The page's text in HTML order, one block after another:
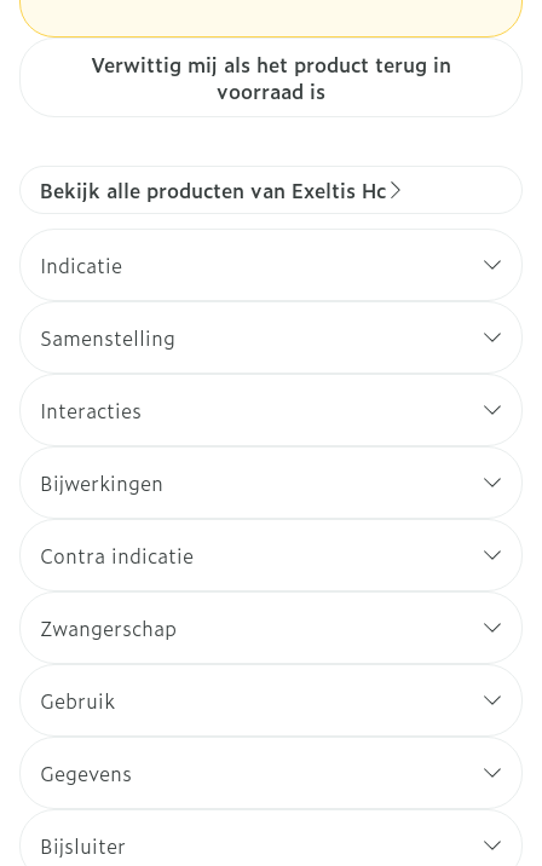
Verwittig mij als het product terug in
voorraad is
Bekijk alle producten van Exeltis Hc
Indicatie
Samenstelling
Interacties
Bijwerkingen
Contra indicatie
Zwangerschap
Gebruik
Gegevens
Bijsluiter